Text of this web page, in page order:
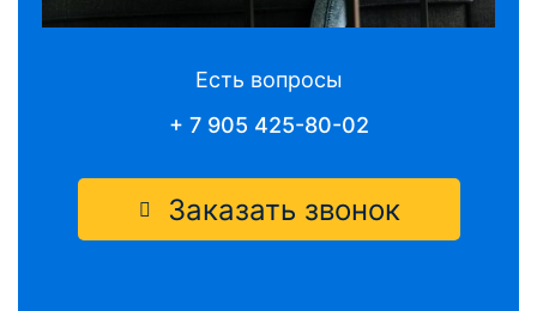
Есть вопросы
+ 7 905 425-80-02
Заказать звонок